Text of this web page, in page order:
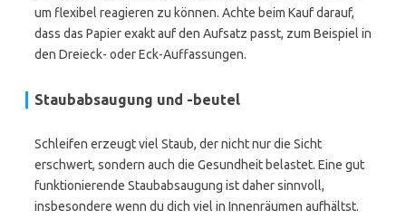
um flexibel reagieren zu können. Achte beim Kauf darauf,
dass das Papier exakt auf den Aufsatz passt, zum Beispiel in
den Dreieck- oder Eck-Auffassungen.
Staubabsaugung und -beutel
Schleifen erzeugt viel Staub, der nicht nur die Sicht
erschwert, sondern auch die Gesundheit belastet. Eine gut
funktionierende Staubabsaugung ist daher sinnvoll,
insbesondere wenn du dich viel in Innenräumen aufhältst.